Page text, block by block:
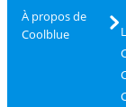
À propos de
Coolblue